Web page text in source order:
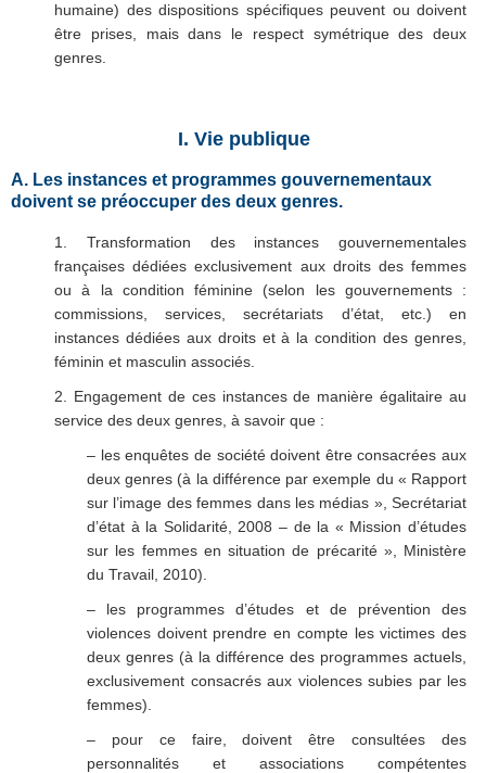
humaine) des dispositions spécifiques peuvent ou doivent
être prises, mais dans le respect symétrique des deux
genres.
I. Vie publique
A. Les instances et programmes gouvernementaux
doivent se préoccuper des deux genres.
1. Transformation des instances gouvernementales
françaises dédiées exclusivement aux droits des femmes
ou à la condition féminine (selon les gouvernements :
commissions, services, secrétariats d’état, etc.) en
instances dédiées aux droits et à la condition des genres,
féminin et masculin associés.
2. Engagement de ces instances de manière égalitaire au
service des deux genres, à savoir que :
– les enquêtes de société doivent être consacrées aux
deux genres (à la différence par exemple du « Rapport
sur l’image des femmes dans les médias », Secrétariat
d’état à la Solidarité, 2008 – de la « Mission d’études
sur les femmes en situation de précarité », Ministère
du Travail, 2010).
– les programmes d’études et de prévention des
violences doivent prendre en compte les victimes des
deux genres (à la différence des programmes actuels,
exclusivement consacrés aux violences subies par les
femmes).
– pour ce faire, doivent être consultées des
personnalités et associations compétentes